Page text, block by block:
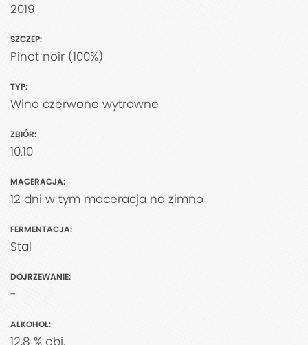
2019
SZCZEP:
Pinot noir (100%)
TYP:
Wino czerwone wytrawne
ZBIÓR:
10.10
MACERACJA:
12 dni w tym maceracja na zimno
FERMENTACJA:
Stal
DOJRZEWANIE:
-
ALKOHOL: